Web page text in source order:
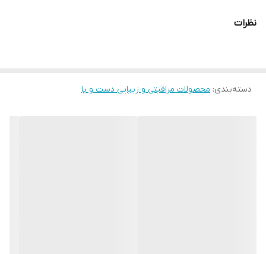
آن می‌دهد. و رایحه جادویی زغال اخته تازه شما را به یک افسانه
⚡️تقویت کننده سد محافظ طبیعی پوست دست در زمستان و محافظت
نظرات
دسته‌بندی: محصولات مراقبتی و زیبایی دست و پا